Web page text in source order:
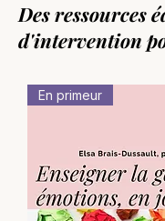
Des ressources
d'intervention
En primeur